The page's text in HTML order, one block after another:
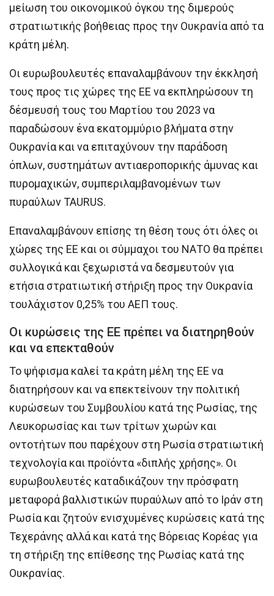
μείωση του οικονομικού όγκου της διμερούς
στρατιωτικής βοήθειας προς την Ουκρανία από τα
κράτη μέλη.
Οι ευρωβουλευτές επαναλαμβάνουν την έκκλησή
τους προς τις χώρες της ΕΕ να εκπληρώσουν τη
δέσμευσή τους του Μαρτίου του 2023 να
παραδώσουν ένα εκατομμύριο βλήματα στην
Ουκρανία και να επιταχύνουν την παράδοση
όπλων, συστημάτων αντιαεροπορικής άμυνας και
πυρομαχικών, συμπεριλαμβανομένων των
πυραύλων TAURUS.
Επαναλαμβάνουν επίσης τη θέση τους ότι όλες οι
χώρες της ΕΕ και οι σύμμαχοι του ΝΑΤΟ θα πρέπει
συλλογικά και ξεχωριστά να δεσμευτούν για
ετήσια στρατιωτική στήριξη προς την Ουκρανία
τουλάχιστον 0,25% του ΑΕΠ τους.
Οι κυρώσεις της ΕΕ πρέπει να διατηρηθούν
και να επεκταθούν
Το ψήφισμα καλεί τα κράτη μέλη της ΕΕ να
διατηρήσουν και να επεκτείνουν την πολιτική
κυρώσεων του Συμβουλίου κατά της Ρωσίας, της
Λευκορωσίας και των τρίτων χωρών και
οντοτήτων που παρέχουν στη Ρωσία στρατιωτική
τεχνολογία και προϊόντα «διπλής χρήσης». Οι
ευρωβουλευτές καταδικάζουν την πρόσφατη
μεταφορά βαλλιστικών πυραύλων από το Ιράν στη
Ρωσία και ζητούν ενισχυμένες κυρώσεις κατά της
Τεχεράνης αλλά και κατά της Βόρειας Κορέας για
τη στήριξη της επίθεσης της Ρωσίας κατά της
Ουκρανίας.